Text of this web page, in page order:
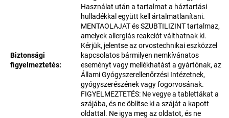
Biztonsági
figyelmeztetés:
Használat után a tartalmat a háztartási
hulladékkal együtt kell ártalmatlanítani.
MENTAOLAJAT és SZUBTILIZINT tartalmaz,
amelyek allergiás reakciót válthatnak ki.
Kérjük, jelentse az orvostechnikai eszközzel
kapcsolatos bármilyen nemkívánatos
eseményt vagy mellékhatást a gyártónak, az
Állami Gyógyszerellenőrzési Intézetnek,
gyógyszerészének vagy fogorvosának.
FIGYELMEZTETÉS: Ne vegye a tablettákat a
szájába, és ne öblítse ki a száját a kapott
oldattal. Ne igya meg az oldatot, és ne